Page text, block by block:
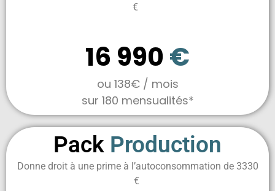
€
16 990€
ou 138€ / mois
sur 180 mensualités*
Pack Production
Donne droit à une prime à l’autoconsommation de 3330
€